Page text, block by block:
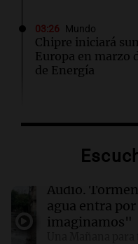
03:26 Mundo
Chipre iniciará
Europa en marzo
de Energía
Más de 1.300
02:03 Tecnología
Airbnb acelera el
gracias a la
búsqueda
Audio.
agua entra
imaginamos"